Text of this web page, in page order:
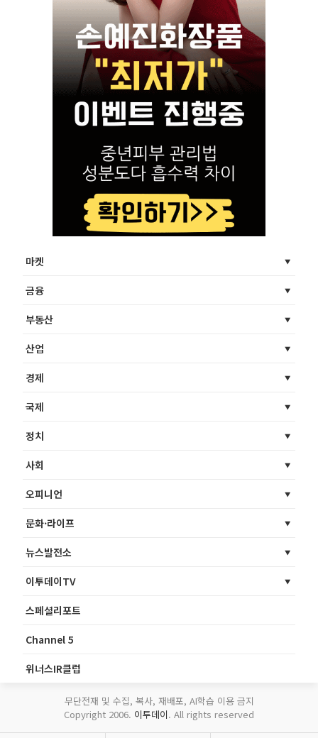
마켓
금융
부동산
산업
경제
국제
정치
사회
오피니언
문화·라이프
뉴스발전소
이투데이TV
스페셜리포트
Channel 5
위너스IR클럽
무단전재 및 수집, 복사, 재배포, AI학습 이용 금지
Copyright 2006. 이투데이. All rights reserved